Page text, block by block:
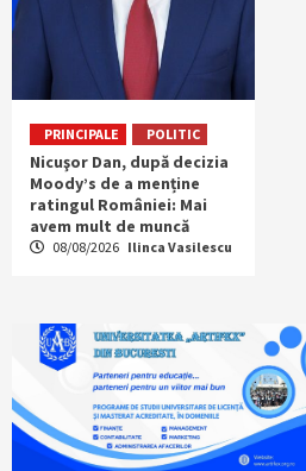
PRINCIPALE POLITIC
Nicuşor Dan, după decizia
Moody’s de a menține
ratingul României: Mai
avem mult de muncă
08/08/2026 Ilinca Vasilescu